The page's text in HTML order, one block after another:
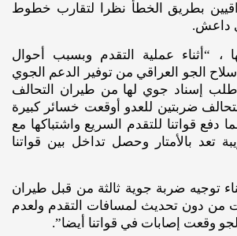
بطريق الخطأ نظرا لتقارب خطوط
داعش.
، “أثناء عملية التقدم وبسبب أحوال
الجو العراقي من توفير الدعم الجوي
طلب إسناد جوي لها من طيران التحالف
ضربتين للعدو أوقعت خسائر كبيرة
قواتنا للتقدم السريع واشتباكها مع
تعد بالأمتار وحصل تداخل بين قواتنا
توجيه ضربة جوية ثالثة من قبل طيران
من دون تحديث لمسافات التقدم ولعدم
الجو وقعت إصابات في قواتنا أيضا”.